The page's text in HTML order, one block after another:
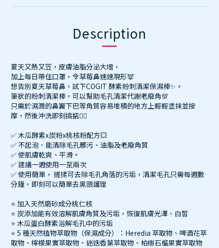
Description
夏天又熱又笠，皮膚油脂分泌大增，
加上每日帶住口罩，令草莓鼻速速現形👿
想告別夏天草莓鼻，試下COGIT 酵素粉刺清潔保濕棒✨。
筆狀的粉刺清潔棒，可以幫助毛孔清潔代謝老廢角💯
只需於濕潤的鼻翼下巴等角質容易堆積的地方上輕輕塗抹並按
摩，然後沖洗即刻搞掂👌🏻
✅ 木瓜酵素x炭粉x桃核粉配方💥
✅ 不起泡、能清除毛孔髒污、油脂及老廢角質
✅ 使肌膚乾爽、平滑。
✅ 建議一週使用一至兩次
✅ 使用簡單， 搓揉可去除毛孔角落的污垢，清潔毛孔只需每週數
分鐘，即刻可以簡單去黑頭護理
⭐️ 加入天然磨砂成分桃仁核
⭐️ 炭添加能有效溶解肌膚角質及污垢，恢復肌膚光澤、白皙
⭐️ 木瓜蛋白酵素浴解毛孔中的污垢
⭐️ 5 種天然植物萃取物（保濕成分）：Heredia 萃取物、啤酒花萃
取物、檸檬果實萃取物、迷迭香葉萃取物、柏樹石榴果實萃取物